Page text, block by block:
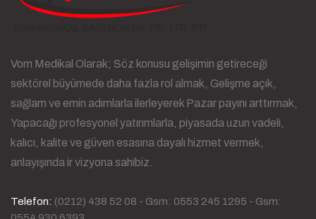
Vom Medikal Olarak; Söz konusu gelişimin getireceği
sektörel büyümede daha fazla rol almak, Gelişme açık,
sağlam ve emin adımlarla ilerleyerek Pazar payını arttırmak,
Yapacağı profesyonel yatırımlarla, piyasada uzun vadeli,
kalıcı, kalite ve güven esasına dayalı hizmet vermek,
anlayışında ir vizyona sahibiz.
Telefon: (0212) 438 52 08 - Gsm: 0553 245 1295 - Gsm: